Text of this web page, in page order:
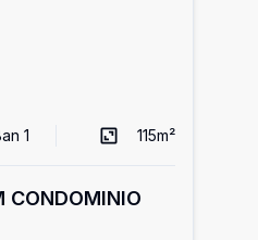
1 115m²
CONDOMINIO